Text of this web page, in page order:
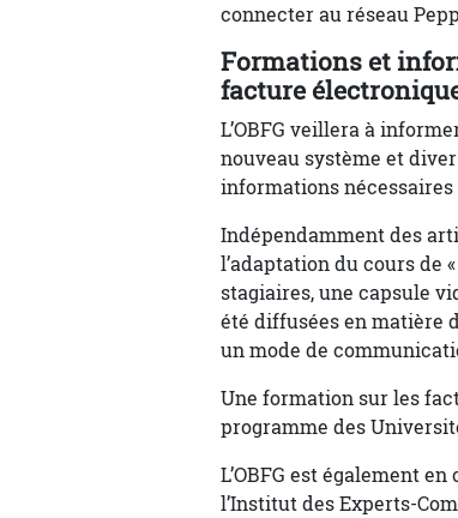
connecter au réseau
Formations et
facture
L’OBFG veillera à
nouveau système et
informations nécessaires
Indépendamment des
l’adaptation du cours de
stagiaires, une capsule
été diffusées en matière
un mode de
Une formation sur les
programme des
L’OBFG est également
l’Institut des Experts-